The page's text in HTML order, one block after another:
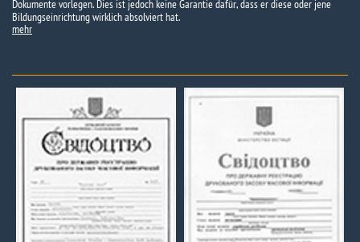
Dokumente vorlegen. Dies ist jedoch keine Garantie dafür, dass er diese oder jene
Bildungseinrichtung wirklich absolviert hat.
mehr